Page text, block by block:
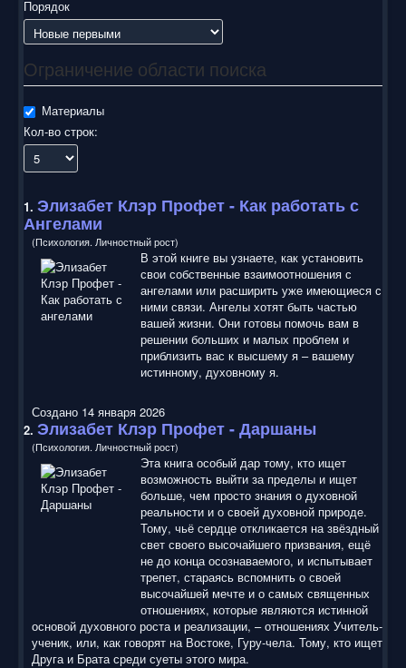
Вам электронные книги бесплатно и без регистрации введя
автора, название книги или имя полюбившегося героя в
строку поиска. На нашем сайте для ознакомления можно
бесплатноскачатькнигив электронных форматах fb2,
epub, pdf, rtf, txt, читать онлайн или купить лицензионные
пополняется. Надеюсь, Вы станете нашим постоянным
посетителем.
Порядок
Ограничение области поиска
Материалы
Кол-во строк:
1. Элизабет Клэр Профет- Как работать с
Ангелами
(Психология. Личностный рост)
В этой книге вы узнаете, как установить
свои собственные взаимоотношения с
ангелами или расширить уже имеющиеся с
ними связи. Ангелы хотят быть частью
вашей жизни. Они готовы помочь вам в
решении больших и малых проблем и
приблизить вас к высшему я – вашему
истинному, духовному я.
Создано 14 января 2026
2. Элизабет Клэр Профет- Даршаны
(Психология. Личностный рост)
Эта книга особый дар тому, кто ищет
возможность выйти за пределы и ищет
больше, чем просто знания о духовной
реальности и о своей духовной природе.
Тому, чьё сердце откликается на звёздный
свет своего высочайшего призвания, ещё
не до конца осознаваемого, и испытывает
трепет, стараясь вспомнить о своей
высочайшей мечте и о самых священных
отношениях, которые являются истинной
основой духовного роста и реализации, – отношениях Учитель-
ученик, или, как говорят на Востоке, Гуру-чела. Тому, кто ищет
Друга и Брата среди суеты этого мира.